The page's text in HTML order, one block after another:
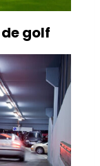
golf